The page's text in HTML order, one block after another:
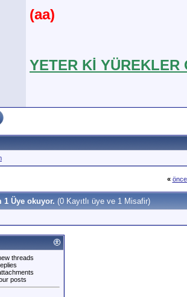
(aa)
YETER Kİ YÜREKLER
«
1 Üye okuyor. (0 Kayıtlı üye ve 1 Misafir)
threads
posts